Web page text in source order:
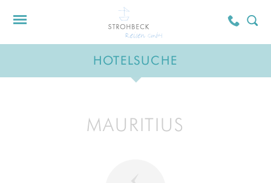
HOTELSUCHE
MAURITIUS